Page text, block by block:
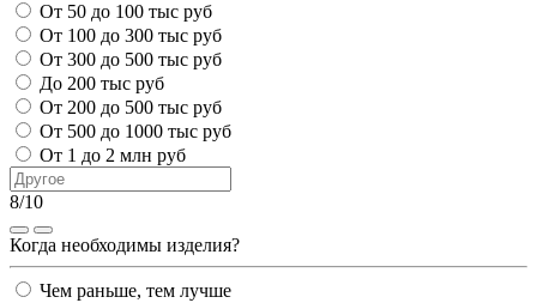
От 50 до 100 тыс руб
От 100 до 300 тыс руб
От 300 до 500 тыс руб
До 200 тыс руб
От 200 до 500 тыс руб
От 500 до 1000 тыс руб
От 1 до 2 млн руб
8/10
Когда необходимы изделия?
Чем раньше, тем лучше